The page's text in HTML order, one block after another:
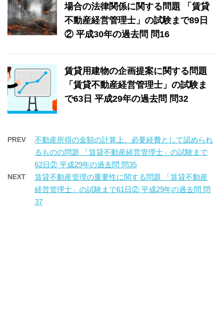
場合の法律関係に関する問題 「賃貸
不動産経営管理士」の試験まで89日
② 平成30年の過去問 問16
賃貸用建物の企画提案に関する問題
「賃貸不動産経営管理士」の試験ま
で63日 平成29年の過去問 問32
PREV
不動産所得の金額の計算上、必要経費として認められ
るものの問題 「賃貸不動産経営管理士」の試験まで
62日② 平成29年の過去問 問35
NEXT
賃貸不動産管理の重要性に関する問題 「賃貸不動産
経営管理士」の試験まで61日② 平成29年の過去問 問
37